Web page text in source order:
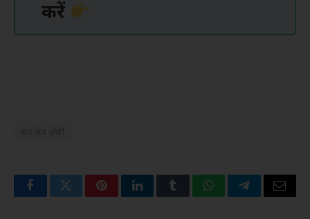
करें
FacebookTwitterPinterestLinkedInTumblrWhatsAppTelegramEmail